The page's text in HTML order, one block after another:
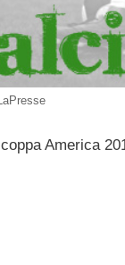
America